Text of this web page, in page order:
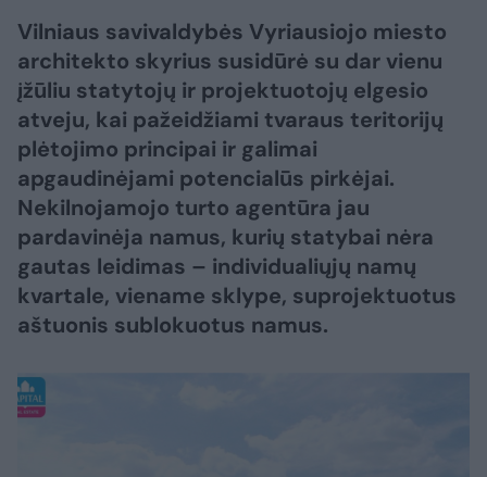
Vilniaus savivaldybės Vyriausiojo miesto
architekto skyrius susidūrė su dar vienu
įžūliu statytojų ir projektuotojų elgesio
atveju, kai pažeidžiami tvaraus teritorijų
plėtojimo principai ir galimai
apgaudinėjami potencialūs pirkėjai.
Nekilnojamojo turto agentūra jau
pardavinėja namus, kurių statybai nėra
gautas leidimas – individualiųjų namų
kvartale, viename sklype, suprojektuotus
aštuonis sublokuotus namus.